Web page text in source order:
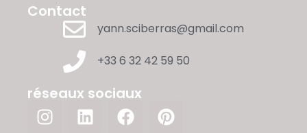
Contact
yann.sciberras@gmail.com
+33 6 32 42 59 50
réseaux sociaux